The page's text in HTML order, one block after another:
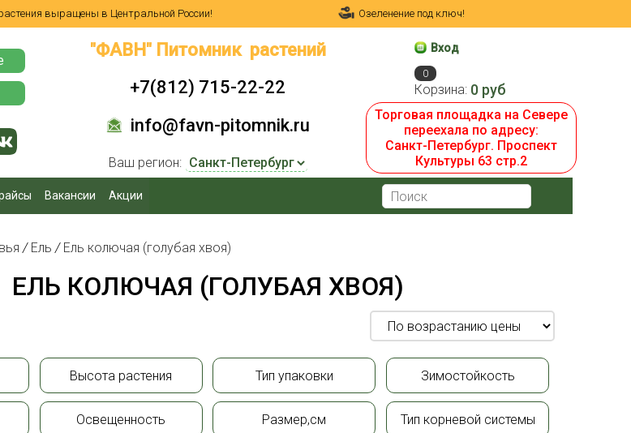
выращены в Центральной России! Озеленение под ключ!
"ФАВН" Питомник растений
+7(812) 715-22-22
info@favn-pitomnik.ru
Ваш регион:
Вход
0
Корзина: 0 руб
Торговая площадка на Севере
переехала по адресу:
Санкт-Петербург. Проспект
Культуры 63 стр.2
Вакансии Акции
/ Ель / Ель колючая (голубая хвоя)
ЕЛЬ КОЛЮЧАЯ (ГОЛУБАЯ ХВОЯ)
Высота растения Тип упаковки Зимостойкость
Освещенность Размер,см Тип корневой системы